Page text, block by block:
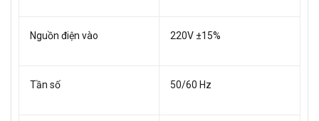
Nguồn điện vào 220V ±15%
Tần số 50/60 Hz